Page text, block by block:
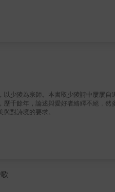
少陵為宗師。本書取少陵詩中屢屢
千餘年，論述與愛好者絡繹不絕，然
對詩境的要求。